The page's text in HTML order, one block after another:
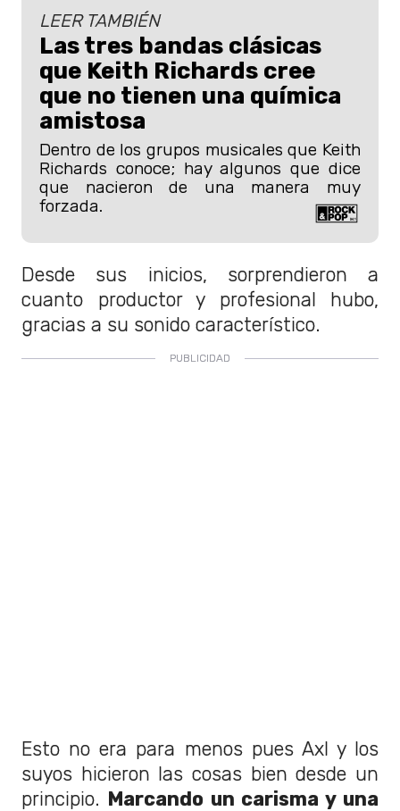
LEER TAMBIÉN
Las tres bandas clásicas
que Keith Richards cree
que no tienen una química
amistosa
Dentro de los grupos musicales que Keith
Richards conoce; hay algunos que dice
que nacieron de una manera muy
forzada.
Desde sus inicios, sorprendieron a
cuanto productor y profesional hubo,
gracias a su sonido característico.
Esto no era para menos pues Axl y los
suyos hicieron las cosas bien desde un
principio. Marcando un carisma y una